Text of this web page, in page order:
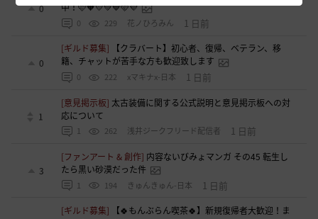
0
中！🩷🧡💛💚💙🩵💜
0 229 花ノひろみん 1 日前
0
[ギルド募集]
【クラバート】初心者、復帰、ベテラン、移
籍、チャットが苦手な方も歓迎致します
0 222 xマキナx-日本 1 日前
1
[意見掲示板] 太古装備に関する公式説明と意見掲示板への対
応について
1 262 浅井ジークフリード配信者 1 日前
3
[ファンアート & 創作] 内容ないびみょマンガ その45 転生し
たら黒い砂漠だった件
1 194 きゅんきゅん-日本 1 日前
[ギルド募集]
【🍀もんぶらん喫茶🍀】新規復帰者大歓迎！ま